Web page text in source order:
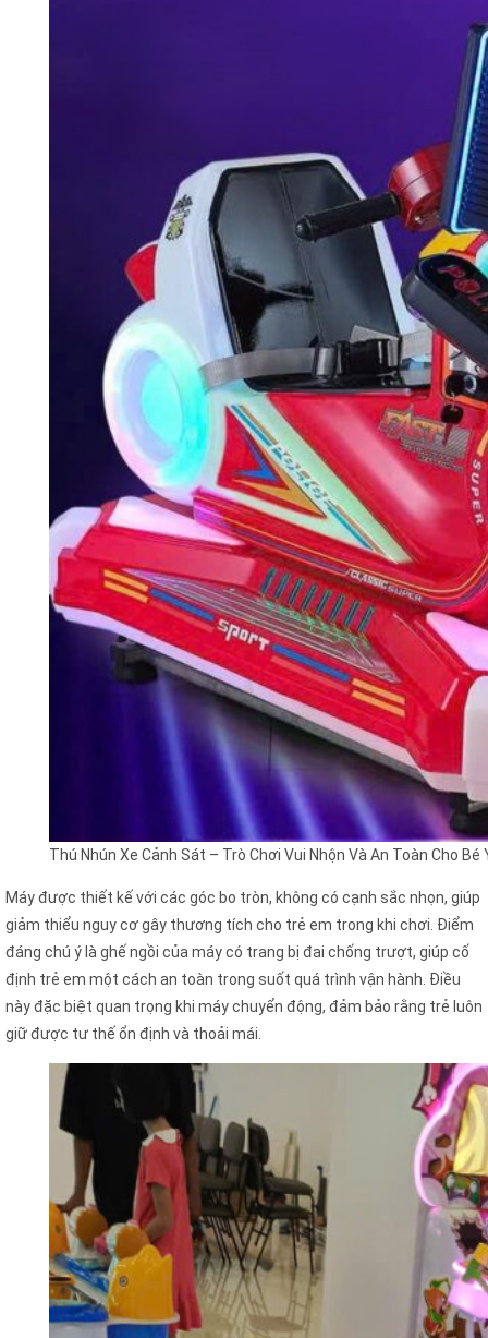
Thú Nhún Xe Cảnh Sát – Trò Chơi Vui Nhộn Và An Toàn Cho Bé
Máy được thiết kế với các góc bo tròn, không có cạnh sắc nhọn, giúp
giảm thiểu nguy cơ gây thương tích cho trẻ em trong khi chơi. Điểm
đáng chú ý là ghế ngồi của máy có trang bị đai chống trượt, giúp cố
định trẻ em một cách an toàn trong suốt quá trình vận hành. Điều
này đặc biệt quan trọng khi máy chuyển động, đảm bảo rằng trẻ luôn
giữ được tư thế ổn định và thoải mái.